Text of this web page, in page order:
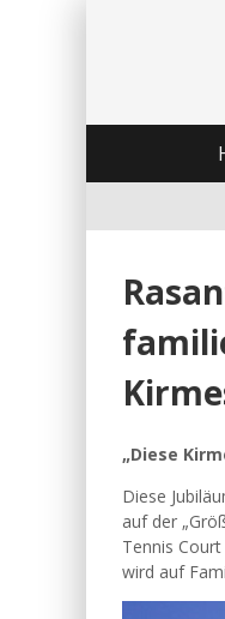
„Diese
Diese
auf der
Tennis
wird auf